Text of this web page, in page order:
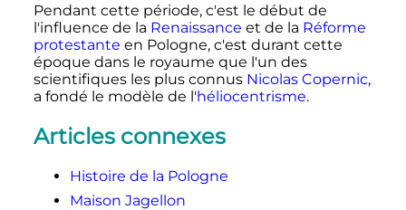
Pendant cette période, c'est le début de
l'influence de la Renaissance et de la Réforme
protestante en Pologne, c'est durant cette
époque dans le royaume que l'un des
scientifiques les plus connus Nicolas Copernic,
a fondé le modèle de l'héliocentrisme.
Articles connexes
Histoire de la Pologne
Maison Jagellon